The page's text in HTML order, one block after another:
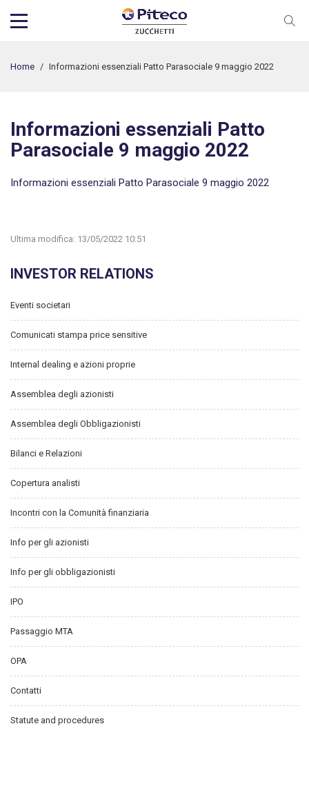
Home / Informazioni essenziali Patto Parasociale 9 maggio 2022
Informazioni essenziali Patto
Parasociale 9 maggio 2022
Informazioni essenziali Patto Parasociale 9 maggio 2022
Ultima modifica: 13/05/2022 10:51
INVESTOR RELATIONS
Eventi societari
Comunicati stampa price sensitive
Internal dealing e azioni proprie
Assemblea degli azionisti
Assemblea degli Obbligazionisti
Bilanci e Relazioni
Copertura analisti
Incontri con la Comunità finanziaria
Info per gli azionisti
Info per gli obbligazionisti
IPO
Passaggio MTA
OPA
Contatti
Statute and procedures